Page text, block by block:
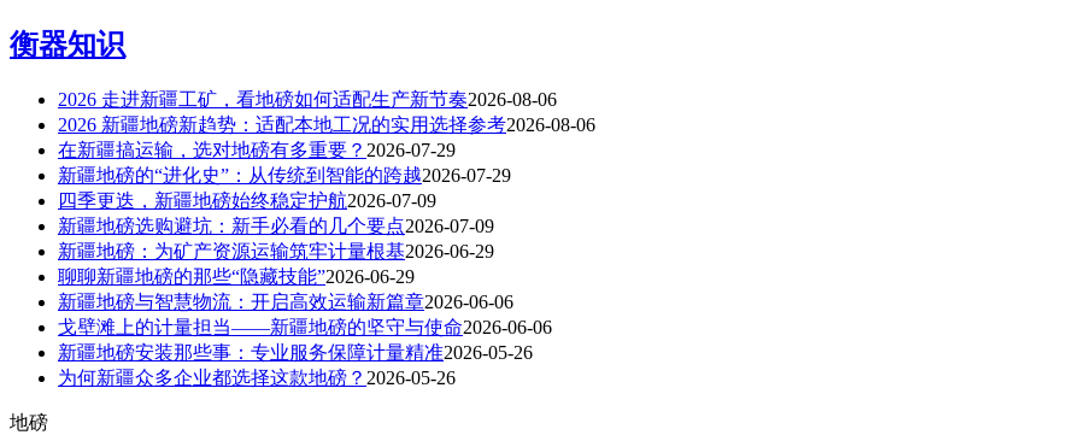
衡器知识
2026 走进新疆工矿，看地磅如何适配生产新节奏2026-08-06
2026 新疆地磅新趋势：适配本地工况的实用选择参考2026-08-06
在新疆搞运输，选对地磅有多重要？ 2026-07-29
新疆地磅的“进化史”：从传统到智能的跨越2026-07-29
四季更迭，新疆地磅始终稳定护航2026-07-09
新疆地磅选购避坑：新手必看的几个要点2026-07-09
新疆地磅：为矿产资源运输筑牢计量根基2026-06-29
聊聊新疆地磅的那些“隐藏技能”2026-06-29
新疆地磅与智慧物流：开启高效运输新篇章2026-06-06
戈壁滩上的计量担当——新疆地磅的坚守与使命2026-06-06
新疆地磅安装那些事：专业服务保障计量精准2026-05-26
为何新疆众多企业都选择这款地磅？ 2026-05-26
地磅